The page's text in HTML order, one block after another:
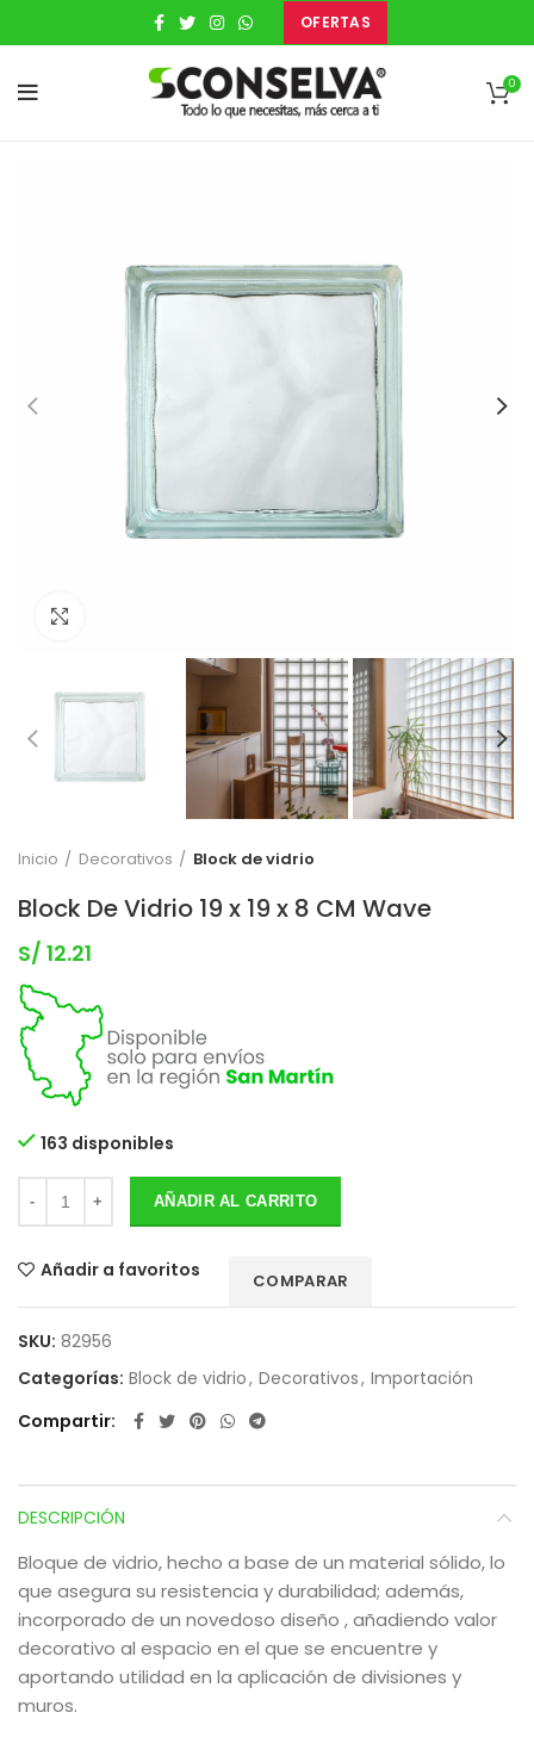
OFERTAS
0
Inicio Decorativos Block de vidrio
Block De Vidrio 19 x 19 x 8 CM Wave
S/ 12.21
163 disponibles
AÑADIR AL CARRITO
Añadir a favoritos COMPARAR
SKU: 82956
Categorías: Block de vidrio, Decorativos, Importación
Compartir
DESCRIPCIÓN
Bloque de vidrio, hecho a base de un material sólido, lo
que asegura su resistencia y durabilidad; además,
incorporado de un novedoso diseño , añadiendo valor
decorativo al espacio en el que se encuentre y
aportando utilidad en la aplicación de divisiones y
muros.